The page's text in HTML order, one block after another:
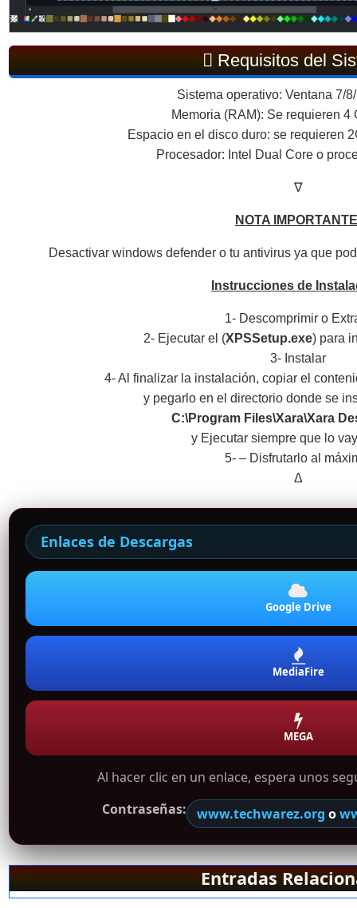
Requisitos del
Sistema operativo: Ventana 7/
Memoria (RAM): Se requieren 4
Espacio en el disco duro: se requieren
Procesador: Intel Dual Core o
∇
NOTA
Desactivar windows defender o tu antivirus ya que
Instrucciones de
1- Descomprimir o
2- Ejecutar el (XPSSetup.exe) para
3- Instalar
4- Al finalizar la instalación, copiar el
y pegarlo en el directorio donde se
C:\Program Files\Xara\Xara
y Ejecutar siempre que lo
5- – Disfrutarlo al
Δ
Enlaces de Descargas
Google Drive
MediaFire
MEGA
Al hacer clic en un enlace, espera unos
Contraseñas:
www.techwarez.org o
Entradas